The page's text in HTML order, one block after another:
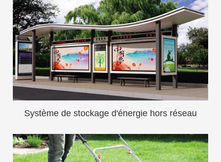
Système de stockage d'énergie hors réseau